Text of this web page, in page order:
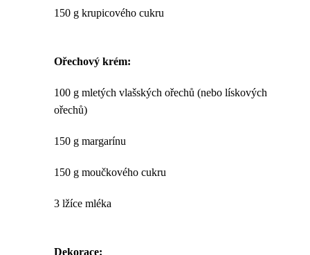
150 g krupicového cukru
Ořechový krém:
100 g mletých vlašských ořechů (nebo lískových
ořechů)
150 g margarínu
150 g moučkového cukru
3 lžíce mléka
Dekorace: